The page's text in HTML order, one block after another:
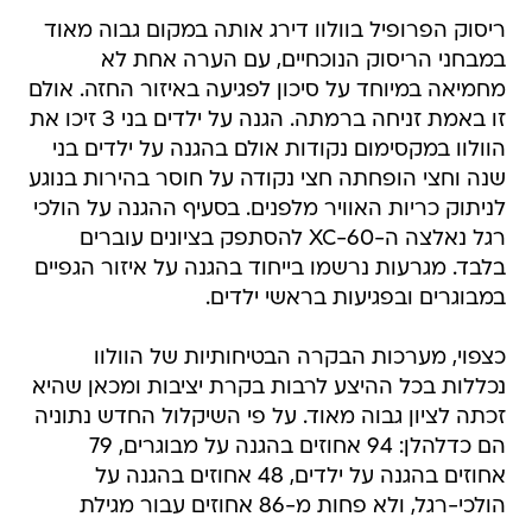
ריסוק הפרופיל בוולוו דירג אותה במקום גבוה מאוד
במבחני הריסוק הנוכחיים, עם הערה אחת לא
מחמיאה במיוחד על סיכון לפגיעה באיזור החזה. אולם
זו באמת זניחה ברמתה. הגנה על ילדים בני 3 זיכו את
הוולוו במקסימום נקודות אולם בהגנה על ילדים בני
שנה וחצי הופחתה חצי נקודה על חוסר בהירות בנוגע
לניתוק כריות האוויר מלפנים. בסעיף ההגנה על הולכי
רגל נאלצה ה-XC-60 להסתפק בציונים עוברים
בלבד. מגרעות נרשמו בייחוד בהגנה על איזור הגפיים
במבוגרים ובפגיעות בראשי ילדים.
כצפוי, מערכות הבקרה הבטיחותיות של הוולוו
נכללות בכל ההיצע לרבות בקרת יציבות ומכאן שהיא
זכתה לציון גבוה מאוד. על פי השיקלול החדש נתוניה
הם כדלהלן: 94 אחוזים בהגנה על מבוגרים, 79
אחוזים בהגנה על ילדים, 48 אחוזים בהגנה על
הולכי-רגל, ולא פחות מ-86 אחוזים עבור מגילת